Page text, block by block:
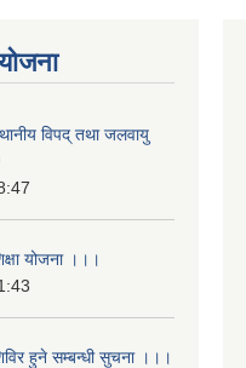
विपद् तथा जलवायु
योजना ।।।
हुने सम्बन्धी सुचना ।।।